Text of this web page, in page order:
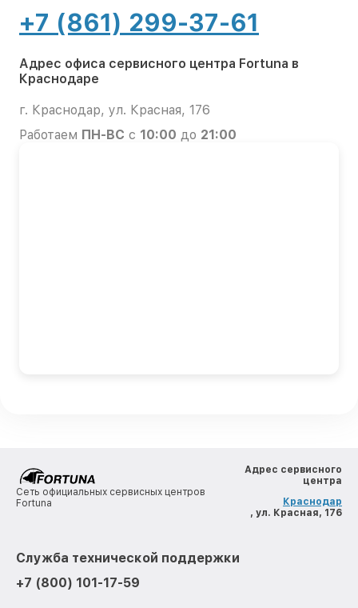
+7 (861) 299-37-61
Адрес офиса сервисного центра Fortuna в
Краснодаре
г. Краснодар, ул. Красная, 176
Работаем ПН-ВС с 10:00 до 21:00
Сеть официальных сервисных центров
Fortuna
Адрес сервисного
центра
Краснодар
, ул. Красная, 176
Служба технической поддержки
+7 (800) 101-17-59